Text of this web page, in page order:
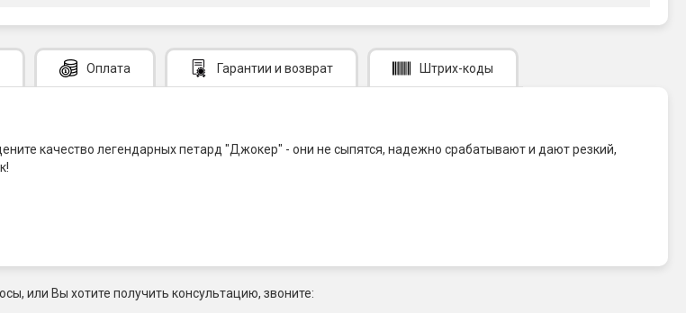
Оплата Гарантии и возврат Штрих-коды
качество легендарных петард "Джокер" - они не сыпятся, надежно срабатывают и дают резкий,
или Вы хотите получить консультацию, звоните: